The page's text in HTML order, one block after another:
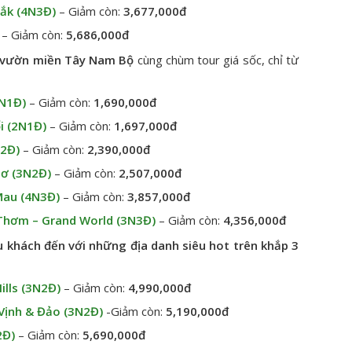
(4N3Đ) – Giảm còn: 3,677,000đ
– Giảm còn: 5,686,000đ
miền Tây Nam Bộ cùng chùm tour giá sốc, chỉ từ
– Giảm còn: 1,690,000đ
(2N1Đ) – Giảm còn: 1,697,000đ
– Giảm còn: 2,390,000đ
(3N2Đ) – Giảm còn: 2,507,000đ
(4N3Đ) – Giảm còn: 3,857,000đ
– Grand World (3N3Đ) – Giảm còn: 4,356,000đ
khách đến với những địa danh siêu hot trên khắp 3
(3N2Đ) – Giảm còn: 4,990,000đ
& Đảo (3N2Đ) -Giảm còn: 5,190,000đ
– Giảm còn: 5,690,000đ